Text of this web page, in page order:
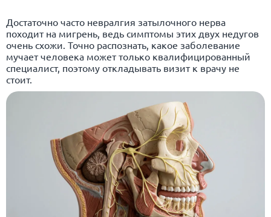
Достаточно часто невралгия затылочного нерва
походит на мигрень, ведь симптомы этих двух недугов
очень схожи. Точно распознать, какое заболевание
мучает человека может только квалифицированный
специалист, поэтому откладывать визит к врачу не
стоит.